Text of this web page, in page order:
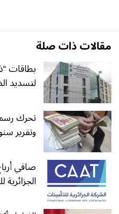
مقالات ذات صلة
بطاقات
لتسديد
تحرك
وتقرير
الجزائرية